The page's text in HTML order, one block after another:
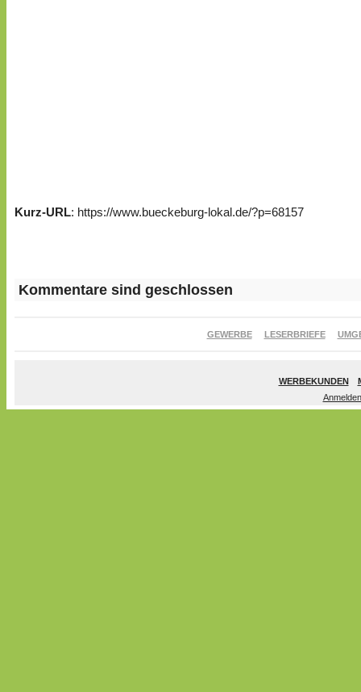
Kurz-URL: https://www.bueckeburg-lokal.de/?p=68157
Kommentare sind geschlossen
GEWERBE LESERBRIEFE
WERBEKUNDEN
Anmelden